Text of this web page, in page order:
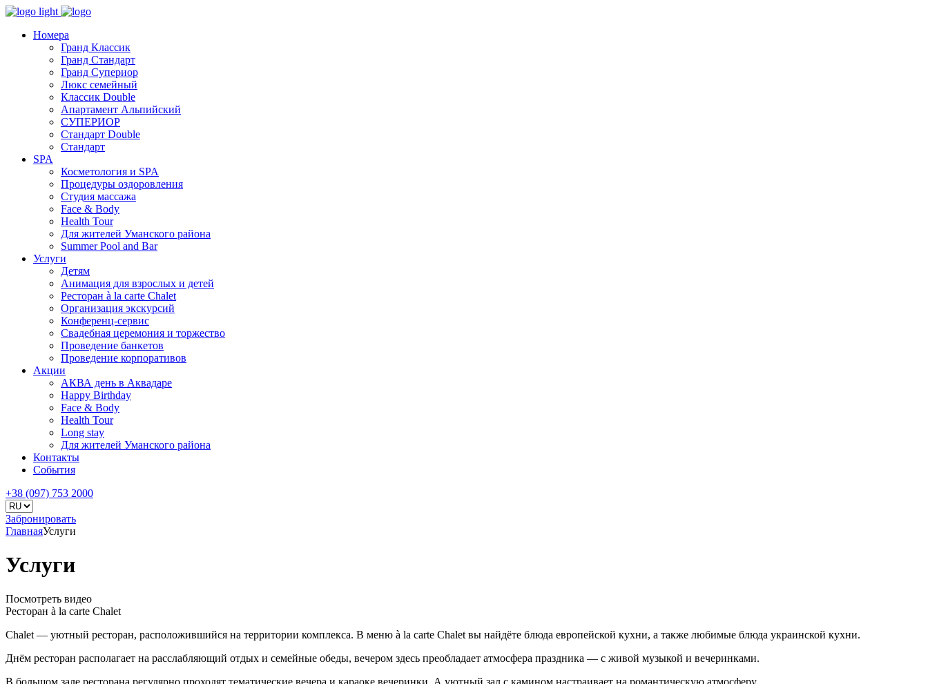
Номера
Гранд Классик
Гранд Стандарт
Гранд Супериор
Люкс семейный
Классик Double
Апартамент Альпийский
СУПЕРИОР
Стандарт Double
Стандарт
SPA
Косметология и SPA
Процедуры оздоровления
Студия массажа
Face & Body
Health Tour
Для жителей Уманского района
Summer Pool and Bar
Услуги
Детям
Анимация для взрослых и детей
Ресторан à la carte Chalet
Организация экскурсий
Конференц-сервис
Свадебная церемония и торжество
Проведение банкетов
Проведение корпоративов
Акции
АКВА день в Аквадаре
Happy Birthday
Face & Body
Health Tour
Long stay
Для жителей Уманского района
Контакты
События
+38 (097) 753 2000
Забронировать
ГлавнаяУслуги
Услуги
Посмотреть видео
Ресторан à la carte Chalet
Chalet — уютный ресторан, расположившийся на территории комплекса. В меню à la carte Chalet вы найдёте блюда европейской кухни, а также любимые блюда украинской кухни.
Днём ресторан располагает на расслабляющий отдых и семейные обеды, вечером здесь преобладает атмосфера праздника — с живой музыкой и вечеринками.
В большом зале ресторана регулярно проходят тематические вечера и караоке вечеринки. А уютный зал с камином настраивает на романтическую атмосферу.